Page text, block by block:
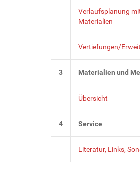
Verlaufsplanung
Materialien
Vertiefungen/
3 Materialien und
Übersicht
4 Service
Literatur, Links,